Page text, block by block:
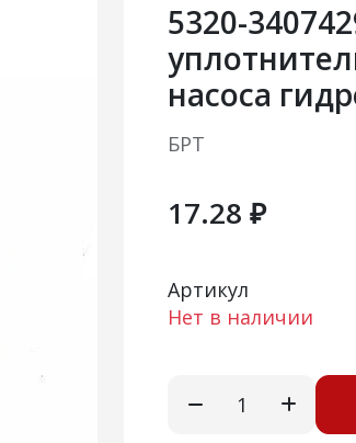
5320-
насоса
БРТ
17.28 ₽
Артикул
Нет в наличии